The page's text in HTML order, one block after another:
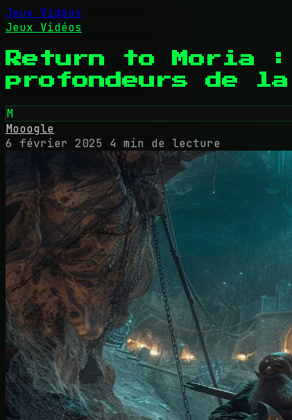
Jeux Vidéos
Jeux Vidéos
Return to Moria
profondeurs de
M
Mooogle
6 février 2025
4 min de lecture